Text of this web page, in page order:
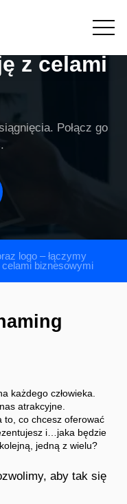
z celami
Połącz go
logo – łączymy
celami biznesowymi
każdego człowieka.
atrakcyjne.
to, co chcesz oferować
i…jaka będzie
jedną z wielu?
aby tak się